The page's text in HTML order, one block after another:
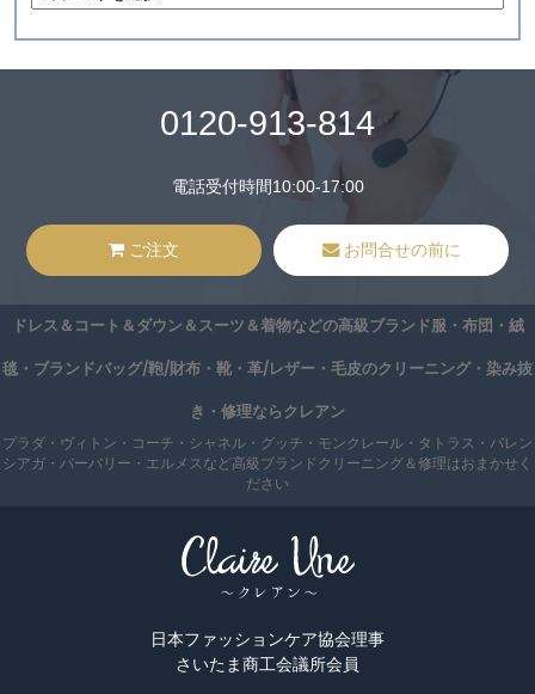
0120-913-814
電話受付時間10:00-17:00
ご注文 お問合せの前に
ドレス＆コート＆ダウン＆スーツ＆着物などの高級ブランド服・布団・絨
毯・ブランドバッグ/鞄/財布・靴・革/レザー・毛皮のクリーニング・染み抜
き・修理ならクレアン
プラダ・ヴィトン・コーチ・シャネル・グッチ・モンクレール・タトラス・バレン
シアガ・バーバリー・エルメスなど高級ブランドクリーニング＆修理はおまかせく
ださい
日本ファッションケア協会理事
さいたま商工会議所会員